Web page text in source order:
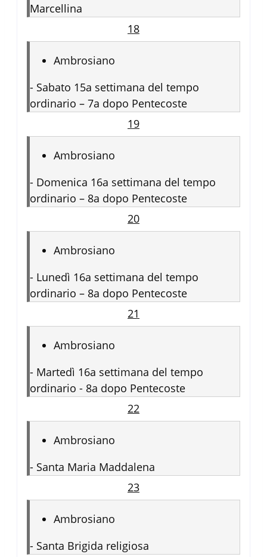
Marcellina
18
Ambrosiano
- Sabato 15a settimana del tempo
ordinario – 7a dopo Pentecoste
19
Ambrosiano
- Domenica 16a settimana del tempo
ordinario – 8a dopo Pentecoste
20
Ambrosiano
- Lunedì 16a settimana del tempo
ordinario – 8a dopo Pentecoste
21
Ambrosiano
- Martedì 16a settimana del tempo
ordinario - 8a dopo Pentecoste
22
Ambrosiano
- Santa Maria Maddalena
23
Ambrosiano
- Santa Brigida religiosa